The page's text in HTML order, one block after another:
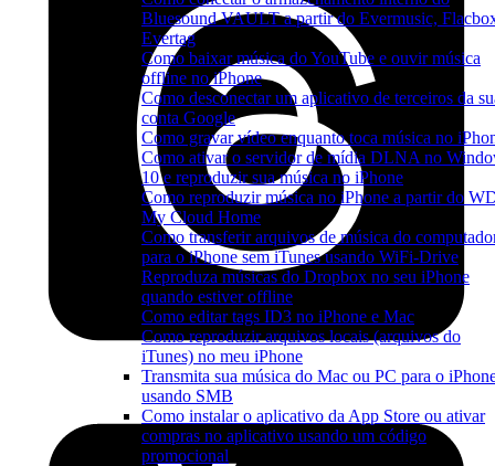
Bluesound VAULT a partir do Evermusic,
Evertag
Como baixar música do YouTube e ouvir música
offline no iPhone
Como desconectar um aplicativo de terceiros da
conta Google
Como gravar vídeo enquanto toca música no
Como ativar o servidor de mídia DLNA no
10 e reproduzir sua música no iPhone
Como reproduzir música no iPhone a partir do
My Cloud Home
Como transferir arquivos de música do
para o iPhone sem iTunes usando WiFi-Drive
Reproduza músicas do Dropbox no seu iPhone
quando estiver offline
Como editar tags ID3 no iPhone e Mac
Como reproduzir arquivos locais (arquivos do
iTunes) no meu iPhone
Transmita sua música do Mac ou PC para o
usando SMB
Como instalar o aplicativo da App Store ou ativar
compras no aplicativo usando um código
promocional